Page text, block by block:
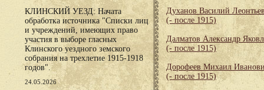
КЛИНСКИЙ УЕЗД: Начата
обработка источника "Списки лиц
и учреждений, имеющих право
участия в выборе гласных
Клинского уездного земского
собрания на трехлетие 1915-1918
годов".
24.05.2026
Духанов Василий
(- после 1915)
Далматов Александр
(- после 1915)
Дорофеев Михаил
(- после 1915)